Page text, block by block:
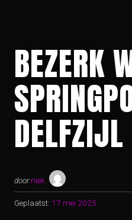
BEZERK
DELFZIJL
door niek
Geplaatst: 17 mei 2025